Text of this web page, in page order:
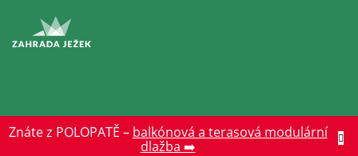
obsah
Znáte z POLOPATĚ – balkónová a terasová modulární
dlažba ➡️